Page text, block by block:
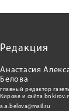
Редакция
Анастасия
Белова
главный редактор
Кирове и сайта
a.a.belova@mail.ru